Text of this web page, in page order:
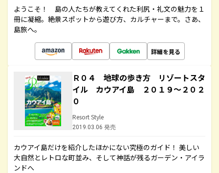
ようこそ！ 島の人たちが教えてくれた利尻・礼文の魅力を１
冊に凝縮。絶景スポットから遊び方、カルチャーまで。さあ、
島旅へ。
詳細を見る
Ｒ０４ 地球の歩き方 リゾートスタ
イル カウアイ島 ２０１９～２０２
０
Resort Style
2019.03.06 発売
カウアイ島だけを紹介したほかにない究極のガイド！ 美しい
大自然とレトロな町並み、そして神話が残るガーデン・アイラ
ンドへ